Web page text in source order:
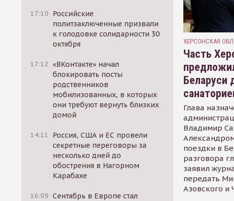
17:10 Российские
политзаключенные призвали
к голодовке солидарности 30
октября
17:12 «ВКонтакте» начал
блокировать посты
родственников
мобилизованных, в которых
они требуют вернуть близких
домой
14:11
Россия, США и ЕС провели
секретные переговоры за
несколько дней до
обострения в Нагорном
Карабахе
16:09 Сентябрь в Европе стал
ХЕРСОНСКАЯ
Часть
Беларуси
Глава
Владимир
поездки в
разговора
заявил
передать
Азовского и